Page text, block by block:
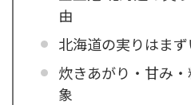
由
北海道の実りはま
炊きあがり・甘み
象